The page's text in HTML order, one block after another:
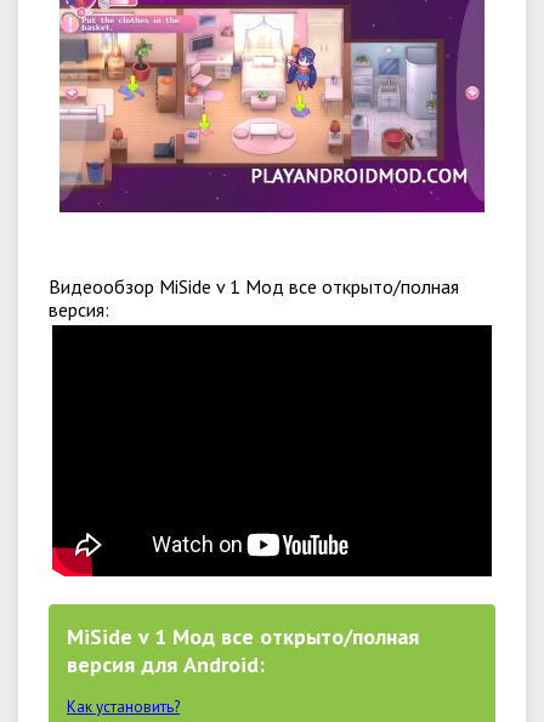
Видеообзор MiSide v 1 Мод все открыто/полная
версия:
MiSide v 1 Мод все открыто/полная
версия для Android:
Как установить?